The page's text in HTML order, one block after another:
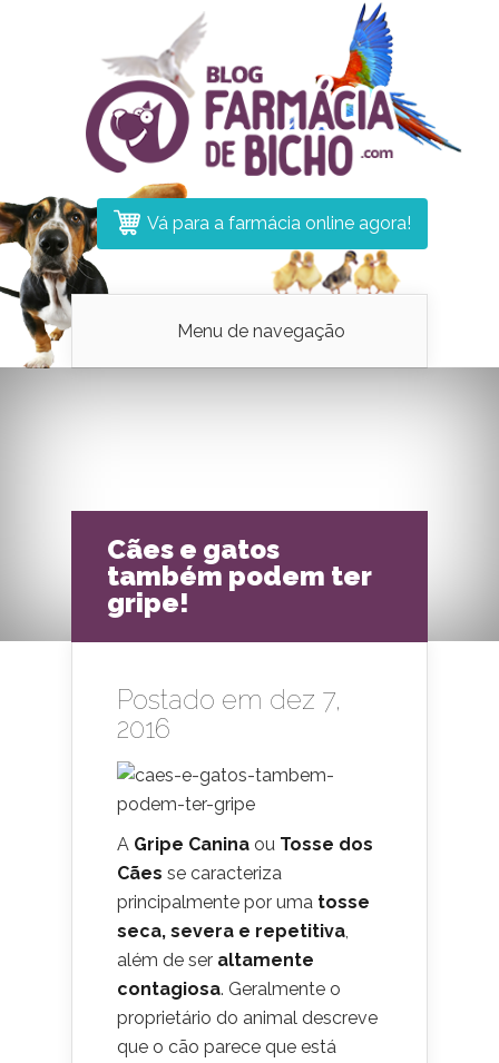
Vá para a farmácia online agora!
Menu de navegação
Cães e gatos
também podem ter
gripe!
Postado em dez 7,
2016
A Gripe Canina ou Tosse dos
Cães se caracteriza
principalmente por uma tosse
seca, severa e repetitiva,
além de ser altamente
contagiosa. Geralmente o
proprietário do animal descreve
que o cão parece que está